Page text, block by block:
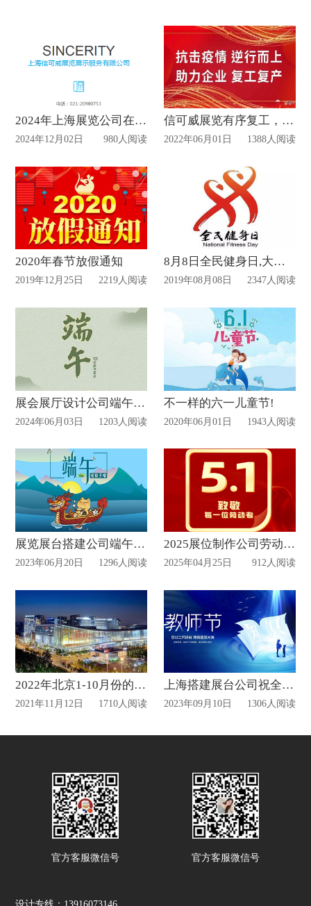
2024年上海展览公司在线承接12月份的活动策划
2024年12月02日 980人阅读
信可威展览有序复工，欢度六一
2022年06月01日 1388人阅读
2020年春节放假通知
2019年12月25日 2219人阅读
8月8日全民健身日,大健康展厅的意义
2019年08月08日 2347人阅读
展会展厅设计公司端午放假通知
2024年06月03日 1203人阅读
不一样的六一儿童节!
2020年06月01日 1943人阅读
展览展台搭建公司端午放假通知
2023年06月20日 1296人阅读
2025展位制作公司劳动节放假通知
2025年04月25日 912人阅读
2022年北京1-10月份的展会计划表
2021年11月12日 1710人阅读
上海搭建展台公司祝全国老师教师节快乐！
2023年09月10日 1306人阅读
官方客服微信号 官方客服微信号